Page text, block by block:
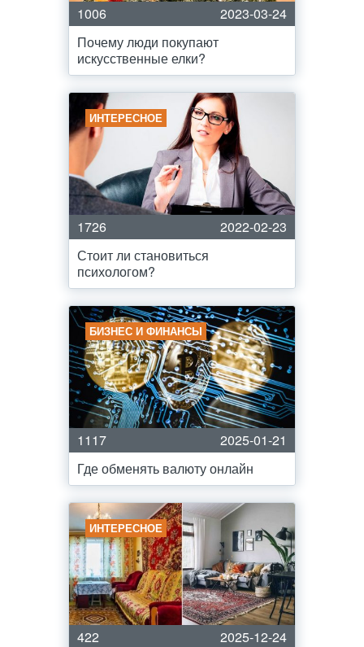
1006
2023-03-24
Почему люди покупают
искусственные елки?
ИНТЕРЕСНОЕ
1726
2022-02-23
Стоит ли становиться
психологом?
БИЗНЕС И ФИНАНСЫ
1117
2025-01-21
Где обменять валюту онлайн
ИНТЕРЕСНОЕ
422
2025-12-24